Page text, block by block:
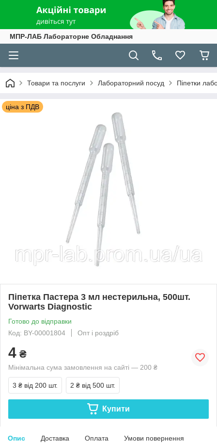
МПР-ЛАБ Лабораторне Обладнання
Товари та послуги Лабораторний посуд Піпетки
ціна з ПДВ
Піпетка Пастера 3 мл нестерильна, 500шт.
Vorwarts Diagnostic
Готово до відправки
Код: BY-00001804
Опт і роздріб
4 ₴
Мінімальна сума замовлення на сайті — 200 ₴
3 ₴ від 200 шт. 2 ₴ від 500 шт.
Купити
Опис Доставка Оплата Умови повернення